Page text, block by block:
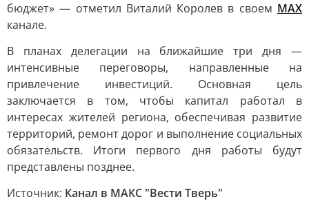
бюджет» — отметил Виталий Королев в своем МАХ
канале.
В планах делегации на ближайшие три дня —
интенсивные переговоры, направленные на
привлечение инвестиций. Основная цель
заключается в том, чтобы капитал работал в
интересах жителей региона, обеспечивая развитие
территорий, ремонт дорог и выполнение социальных
обязательств. Итоги первого дня работы будут
представлены позднее.
Источник: Канал в МАКС "Вести Тверь"